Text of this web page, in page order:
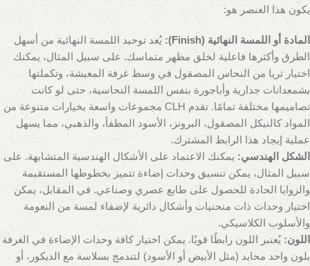
يكون هذا العنصر هو:
المادة أو اللمسة النهائية (Finish):
يُعد توحيد اللمسة النهائية من أسهل
الطرق وأكثرها فاعلية لخلق مظهر متماسك. على سبيل المثال، يمكنك
اختيار ثريا من النحاس المصقول في وسط غرفة المعيشة، وتكملتها
بشمعدانات جدارية وأباجورة بنفس اللمسة النحاسية، حتى لو كانت
تصاميمها مختلفة تمامًا. تقدم CLH مجموعات واسعة بخيارات متنوعة من
المواد كالنيكل المصقول، البرونز، الأسود المطفأ، والذهبي، مما يسهل
عملية إيجاد هذا الرابط المشترك.
الشكل الهندسي: يمكنك الاعتماد على الأشكال الهندسية المتشابهة. على
سبيل المثال، يمكن تنسيق وحدات إضاءة تتميز بخطوطها المستقيمة
والزوايا الحادة للحصول على طابع عصري وصناعي. في المقابل، يمكن
اختيار وحدات ذات منحنيات وأشكال دائرية لإضفاء لمسة من النعومة
والأسلوب الكلاسيكي.
اللون: يُعتبر اللون رابطًا قويًا. يمكن اختيار كافة وحدات الإضاءة في الغرفة
بلون واحد محايد (مثل الأبيض أو الأسود) لتندمج بسلاسة مع الديكور، أو